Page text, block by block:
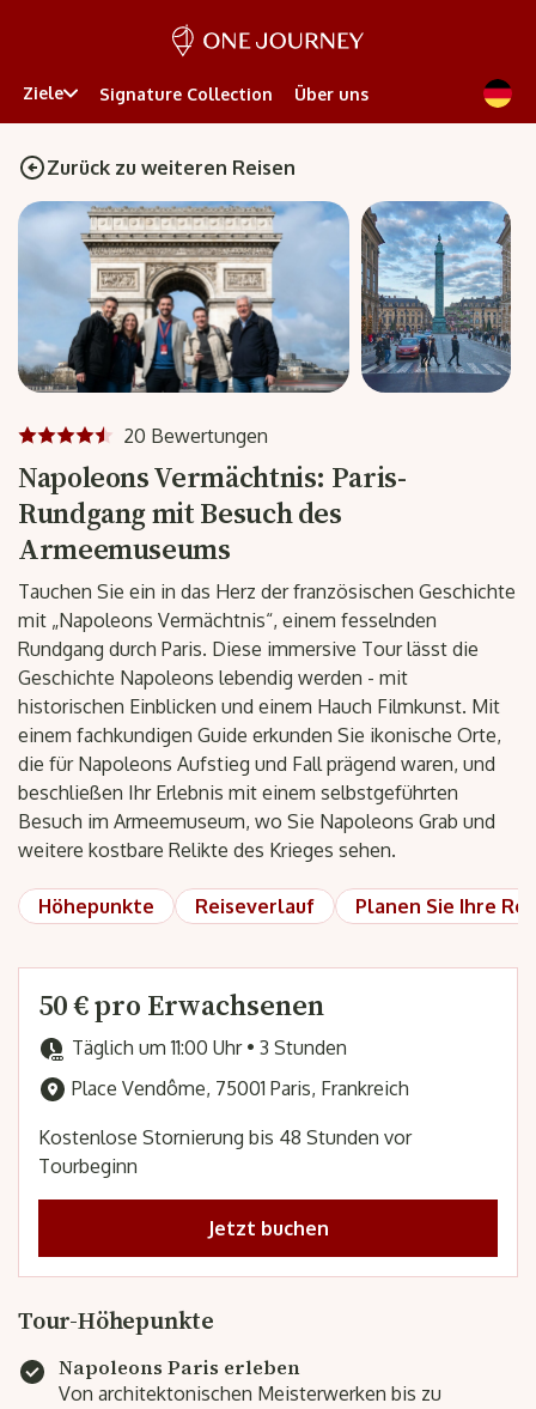
Ziele Signature Collection Über uns
Zurück zu weiteren Reisen
20 Bewertungen
Napoleons Vermächtnis: Paris-
Rundgang mit Besuch des
Armeemuseums
Tauchen Sie ein in das Herz der französischen Geschichte
mit „Napoleons Vermächtnis“, einem fesselnden
Rundgang durch Paris. Diese immersive Tour lässt die
Geschichte Napoleons lebendig werden - mit
historischen Einblicken und einem Hauch Filmkunst. Mit
einem fachkundigen Guide erkunden Sie ikonische Orte,
die für Napoleons Aufstieg und Fall prägend waren, und
beschließen Ihr Erlebnis mit einem selbstgeführten
Besuch im Armeemuseum, wo Sie Napoleons Grab und
weitere kostbare Relikte des Krieges sehen.
Höhepunkte Reiseverlauf Planen Sie Ihre
50 € pro Erwachsenen
Täglich um 11:00 Uhr • 3 Stunden
Place Vendôme, 75001 Paris, Frankreich
Kostenlose Stornierung bis 48 Stunden vor
Tourbeginn
Jetzt buchen
Tour-Höhepunkte
Napoleons Paris erleben
Von architektonischen Meisterwerken bis zu